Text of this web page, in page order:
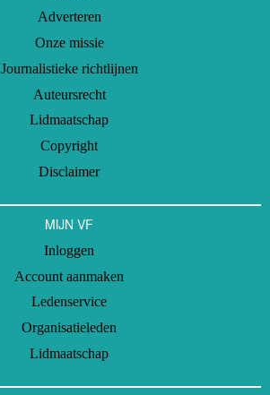
Adverteren
Onze missie
Journalistieke richtlijnen
Auteursrecht
Lidmaatschap
Copyright
Disclaimer
MIJN VF
Inloggen
Account aanmaken
Ledenservice
Organisatieleden
Lidmaatschap